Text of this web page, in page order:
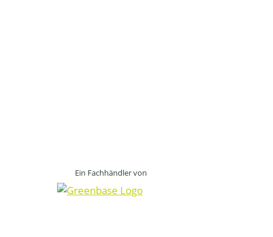
Ein Fachhändler von